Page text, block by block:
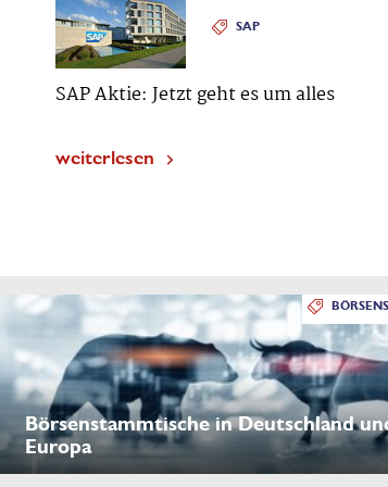
SAP
SAP Aktie: Jetzt geht es um alles
weiterlesen
Börsenstammtische in Deutschland
Europa